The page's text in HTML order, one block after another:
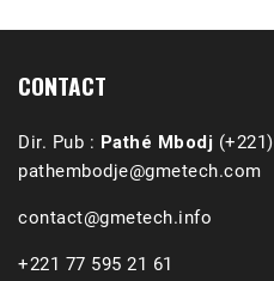
CONTACT
Dir. Pub : Pathé Mbodj
pathembodje@gmetech.com
contact@gmetech.info
+221 77 595 21 61